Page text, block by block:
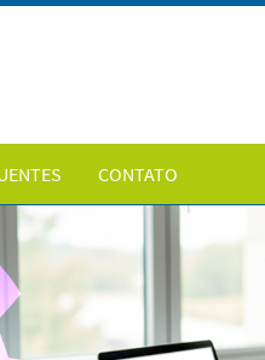
CONTATO